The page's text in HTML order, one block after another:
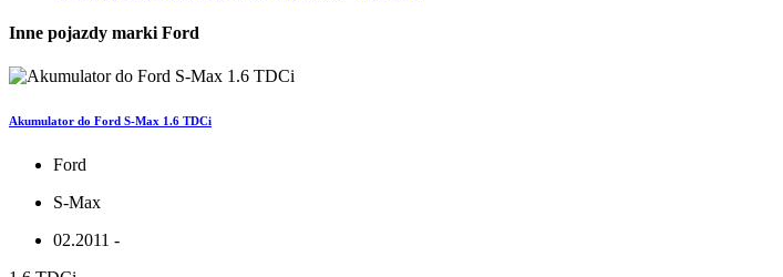
Inne pojazdy marki Ford
Akumulator do Ford S-Max 1.6 TDCi
Ford
S-Max
02.2011 -